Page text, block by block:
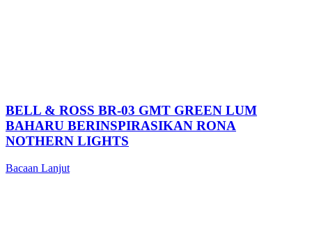
BELL & ROSS BR-03 GMT GREEN LUM
BAHARU BERINSPIRASIKAN RONA
NOTHERN LIGHTS
Bacaan Lanjut